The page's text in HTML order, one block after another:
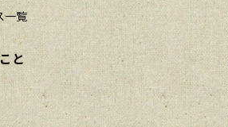
一覧
と